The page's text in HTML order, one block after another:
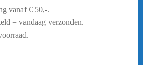
vanaf € 50,-.
= vandaag verzonden.